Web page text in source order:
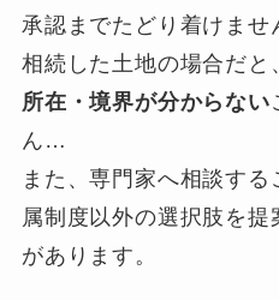
承認までたどり着けま
相続した土地の場合だと
所在・境界が分からない
ん…
また、専門家へ相談す
属制度以外の選択肢を
があります。